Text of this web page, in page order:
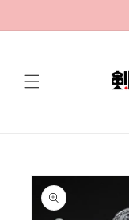
Skip to
product
information